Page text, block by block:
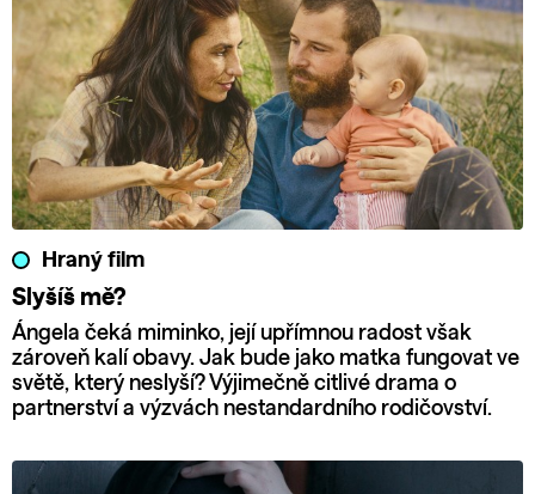
Hraný film
Slyšíš mě?
Ángela čeká miminko, její upřímnou radost však
zároveň kalí obavy. Jak bude jako matka fungovat ve
světě, který neslyší? Výjimečně citlivé drama o
partnerství a výzvách nestandardního rodičovství.